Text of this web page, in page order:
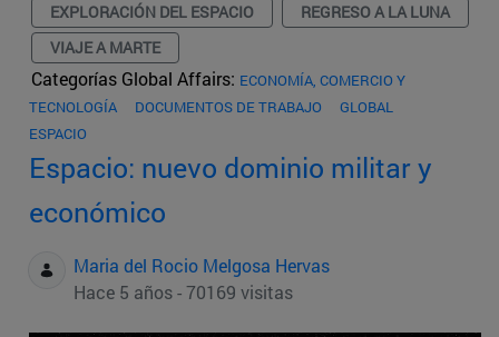
EXPLORACIÓN DEL ESPACIO
REGRESO A LA LUNA
VIAJE A MARTE
Categorías Global Affairs: ECONOMÍA, COMERCIO Y
TECNOLOGÍA
DOCUMENTOS DE TRABAJO
GLOBAL
ESPACIO
Espacio: nuevo dominio militar y
económico
Maria del Rocio Melgosa Hervas
Hace 5 años - 70169 visitas